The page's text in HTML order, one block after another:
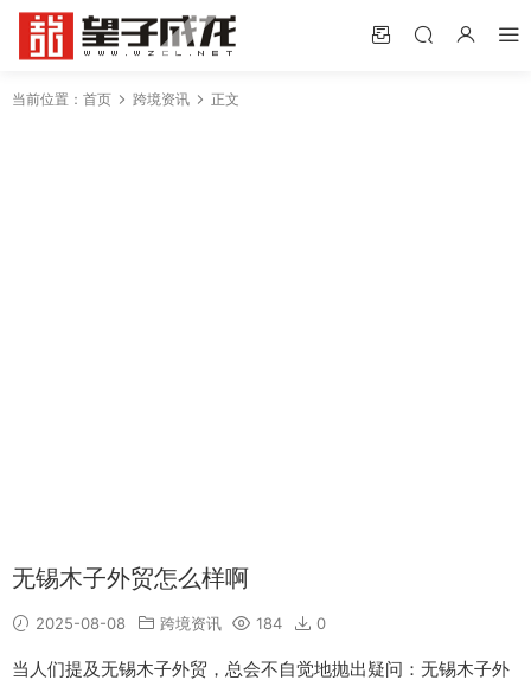
当前位置： 首页 跨境资讯 正文
无锡木子外贸怎么样啊
2025-08-08 跨境资讯 184 0
当人们提及无锡木子外贸，总会不自觉地抛出疑问：无锡木子外